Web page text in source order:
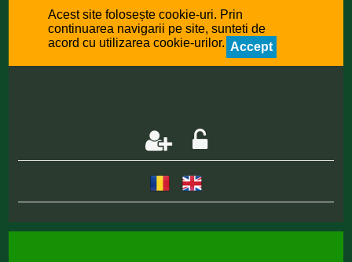
Acest site folosește cookie-uri. Prin
continuarea navigarii pe site, sunteti de
acord cu utilizarea cookie-urilor. Accept